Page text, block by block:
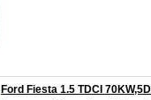
Ford Fiesta 1.5 TDCI